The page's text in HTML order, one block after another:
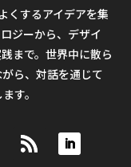
くするアイデアを集
ジーから、デザイ
まで。世界中に散ら
ら、対話を通じて
す。